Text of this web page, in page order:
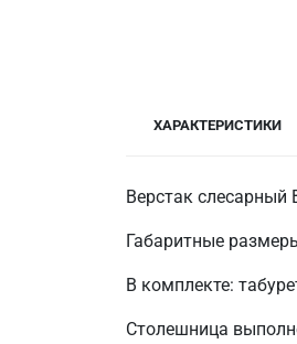
ХАРАКТЕРИСТИКИ
Верстак слесарный
Габаритные
В комплекте:
Столешница